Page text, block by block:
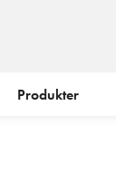
Produkter